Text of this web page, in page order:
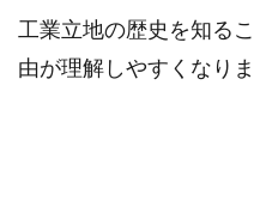
工業立地の歴史を知る
由が理解しやすくなりま